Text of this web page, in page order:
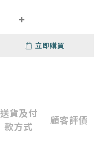
立即購買
送貨及付
款方式
顧客評價